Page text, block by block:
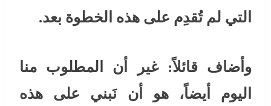
التي لم تُقدِم على هذه الخطوة بعد.
وأضاف قائلاً: غير أن المطلوب منا
اليوم أيضاً، هو أن نَبني على هذه